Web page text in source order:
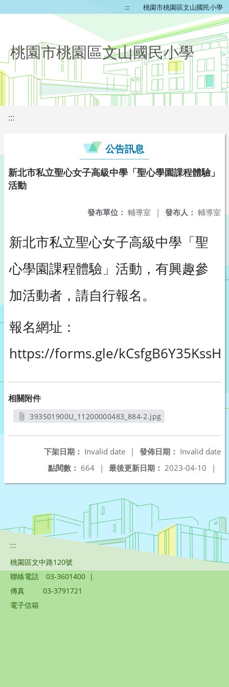
::: 桃園市桃園區文山國民小學
桃園市桃園區文山國民小學
:::
公告訊息
新北市私立聖心女子高級中學「聖心學園課程體驗」
活動
發布人： 輔導室
發布單位： 輔導室 |
新北市私立聖心女子高級中學「聖
心學園課程體驗」活動，有興趣參
加活動者，請自行報名。
報名網址：
https://forms.gle/
相關附件
393501900U_11200000483_884-2.jpg
發佈日期： Invalid date
下架日期： Invalid date
|
最後更新日期： 2023-04-10 |
點閱數： 664 |
:::
桃園區文中路120號
聯絡電話
03-3601400 |
傳真
03-3791721
電子信箱